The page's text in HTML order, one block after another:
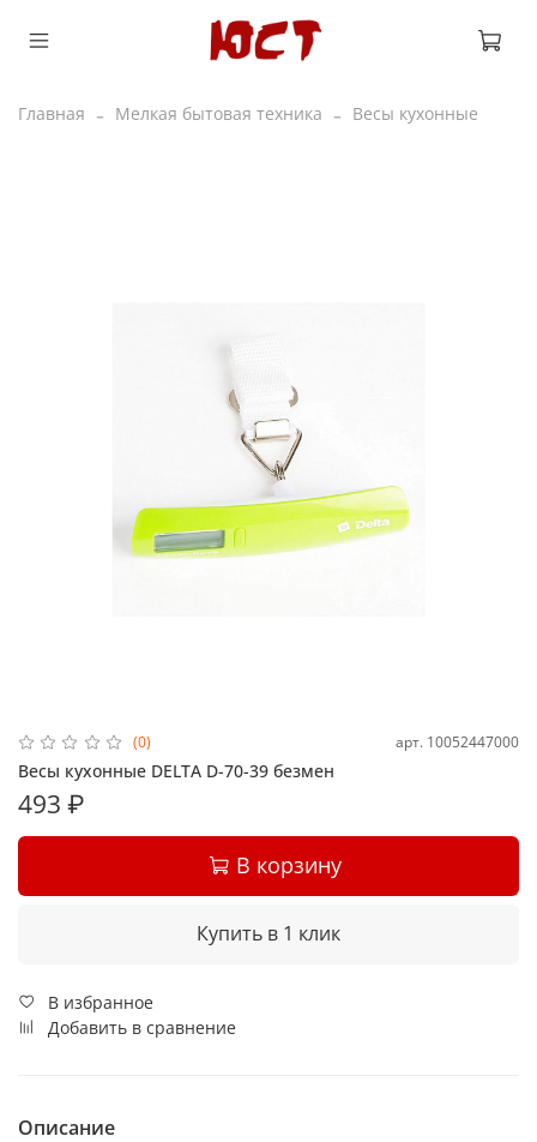
Главная Мелкая бытовая техника Весы кухонные
(0) арт. 10052447000
Весы кухонные DELTA D-70-39 безмен
493 ₽
В корзину
Купить в 1 клик
В избранное
Добавить в сравнение
Описание